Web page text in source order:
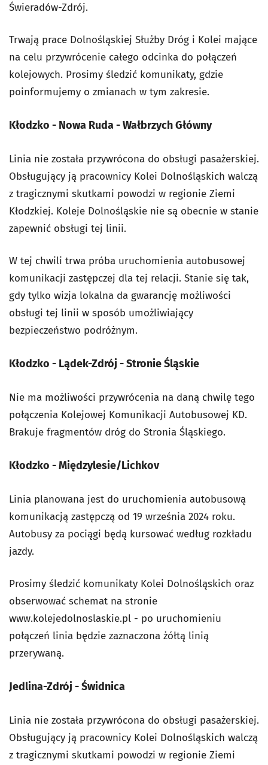
Świeradów-Zdrój.
Trwają prace Dolnośląskiej Służby Dróg i Kolei mające
na celu przywrócenie całego odcinka do połączeń
kolejowych. Prosimy śledzić komunikaty, gdzie
poinformujemy o zmianach w tym zakresie.
Kłodzko - Nowa Ruda - Wałbrzych Główny
Linia nie została przywrócona do obsługi pasażerskiej.
Obsługujący ją pracownicy Kolei Dolnośląskich walczą
z tragicznymi skutkami powodzi w regionie Ziemi
Kłodzkiej. Koleje Dolnośląskie nie są obecnie w stanie
zapewnić obsługi tej linii.
W tej chwili trwa próba uruchomienia autobusowej
komunikacji zastępczej dla tej relacji. Stanie się tak,
gdy tylko wizja lokalna da gwarancję możliwości
obsługi tej linii w sposób umożliwiający
bezpieczeństwo podróżnym.
Kłodzko - Lądek-Zdrój - Stronie Śląskie
Nie ma możliwości przywrócenia na daną chwilę tego
połączenia Kolejowej Komunikacji Autobusowej KD.
Brakuje fragmentów dróg do Stronia Śląskiego.
Kłodzko - Międzylesie/Lichkov
Linia planowana jest do uruchomienia autobusową
komunikacją zastępczą od 19 września 2024 roku.
Autobusy za pociągi będą kursować według rozkładu
jazdy.
Prosimy śledzić komunikaty Kolei Dolnośląskich oraz
obserwować schemat na stronie
www.kolejedolnoslaskie.pl - po uruchomieniu
połączeń linia będzie zaznaczona żółtą linią
przerywaną.
Jedlina-Zdrój - Świdnica
Linia nie została przywrócona do obsługi pasażerskiej.
Obsługujący ją pracownicy Kolei Dolnośląskich walczą
z tragicznymi skutkami powodzi w regionie Ziemi